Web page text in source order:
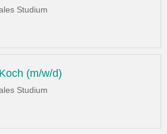
Studium
(m/w/d)
Studium